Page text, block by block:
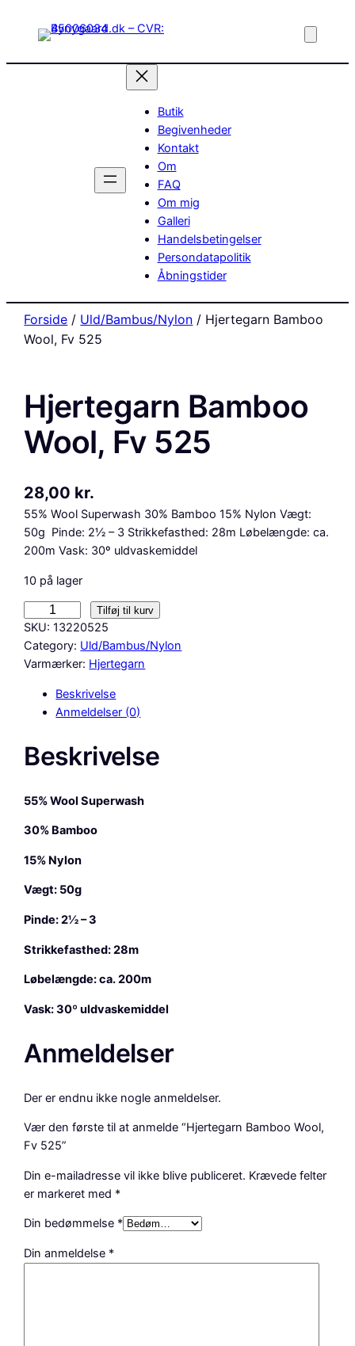
Butik
Begivenheder
Kontakt
Om
FAQ
Om mig
Galleri
Handelsbetingelser
Persondatapolitik
Åbningstider
Forside / Uld/Bambus/Nylon / Hjertegarn Bamboo
Wool, Fv 525
Hjertegarn Bamboo
Wool, Fv 525
28,00 kr.
55% Wool Superwash 30% Bamboo 15% Nylon Vægt:
50g Pinde: 2½ – 3 Strikkefasthed: 28m Løbelængde: ca.
200m Vask: 30º uldvaskemiddel
10 på lager
j
e
r
a
m
o
o
o
l
,
v
2
5
n
t
a
Tilføj til kurv
SKU: 13220525
Category: Uld/Bambus/Nylon
Varmærker: Hjertegarn
Beskrivelse
Anmeldelser (0)
Beskrivelse
55% Wool Superwash
30% Bamboo
15% Nylon
Vægt: 50g
Pinde: 2½ – 3
Strikkefasthed: 28m
Løbelængde: ca. 200m
Vask: 30º uldvaskemiddel
Anmeldelser
Der er endnu ikke nogle anmeldelser.
Vær den første til at anmelde “Hjertegarn Bamboo Wool,
Fv 525”
Din e-mailadresse vil ikke blive publiceret. Krævede felter
er markeret med *
Din bedømmelse *
Din anmeldelse *